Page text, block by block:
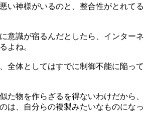
い神様がいるのと、整合性がとれてる
意識が宿るんだとしたら、インターネ
よね。
全体としてはすでに制御不能に陥って
た物を作らざるを得ないわけだから、
は、自分らの複製みたいなものになっ